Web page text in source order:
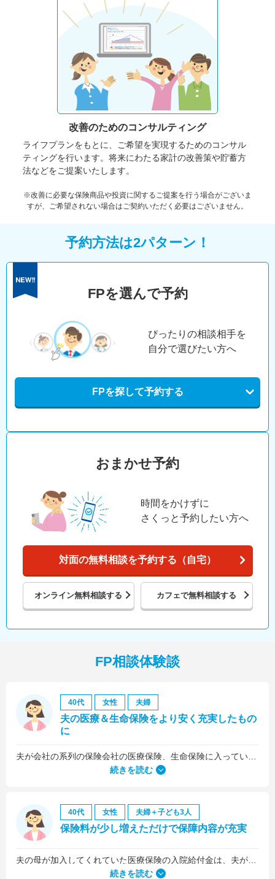
改善のためのコンサルティング
ライフプランをもとに、ご希望を実現するためのコンサル
ティングを行います。将来にわたる家計の改善策や貯蓄方
法などをご提案いたします。
※改善に必要な保険商品や投資に関するご提案を行う場合がございま
すが、ご希望されない場合はご契約いただく必要はございません。
予約方法は2パターン！
FPを選んで予約
ぴったりの相談相手を
自分で選びたい方へ
FPを探して予約する
おまかせ予約
時間をかけずに
さくっと予約したい方へ
対面の無料相談を予約する（自宅）
オンライン無料相談する カフェで無料相談する
FP相談体験談
40代 女性 夫婦
夫の医療＆生命保険をより安く充実したもの
に
続きを読む
40代 女性 夫婦＋子ども3人
保険料が少し増えただけで保障内容が充実
続きを読む